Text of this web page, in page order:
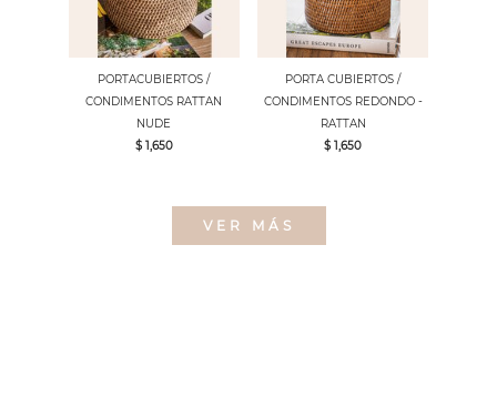
PORTACUBIERTOS /
CONDIMENTOS RATTAN
NUDE
$ 1,650
PORTA CUBIERTOS /
CONDIMENTOS REDONDO -
RATTAN
$ 1,650
VER MÁS